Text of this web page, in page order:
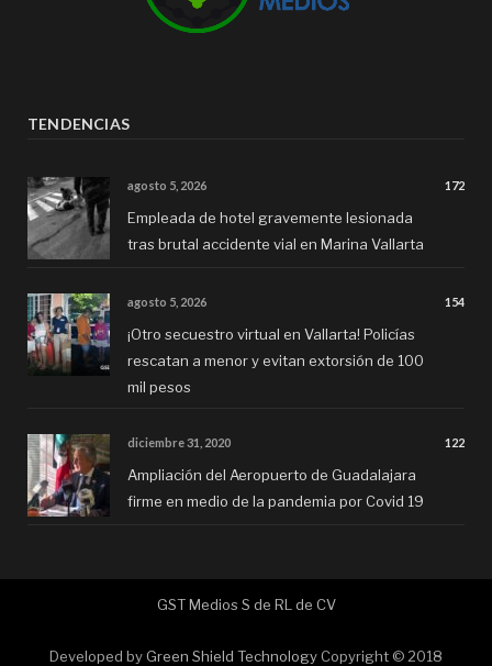
TENDENCIAS
agosto 5, 2026 172
Empleada de hotel gravemente lesionada
tras brutal accidente vial en Marina Vallarta
agosto 5, 2026 154
¡Otro secuestro virtual en Vallarta! Policías
rescatan a menor y evitan extorsión de 100
mil pesos
diciembre 31, 2020 122
Ampliación del Aeropuerto de Guadalajara
firme en medio de la pandemia por Covid 19
GST Medios S de RL de CV
Developed by Green Shield Technology Copyright © 2018